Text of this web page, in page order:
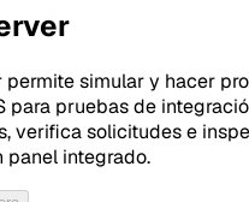
simular y hacer
para pruebas de
verifica solicitudes e
panel integrado.